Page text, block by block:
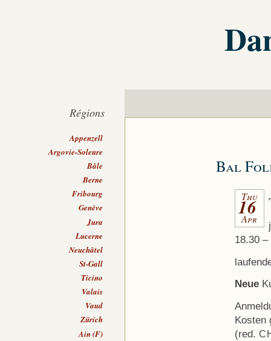
Bal
Thu
16
Apr
18.30
Neue
Kosten
(red.
Régions
Appenzell
Argovie-Soleure
Bâle
Berne
Fribourg
Genève
Jura
Lucerne
Neuchâtel
St-Gall
Ticino
Valais
Vaud
Zürich
Ain (F)